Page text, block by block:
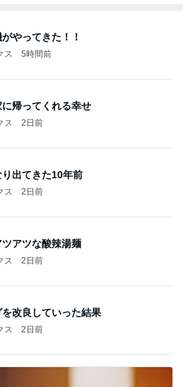
やってきた！！
ス 5時間前
帰ってくれる幸せ
ス 2日前
出てきた10年前
ス 2日前
アツな酸辣湯麺
ス 2日前
改良していった結果
ス 2日前